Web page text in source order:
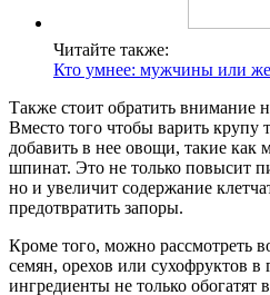
Читайте также:
Кто умнее: мужчины или
Также стоит обратить внимание
Вместо того чтобы варить крупу
добавить в нее овощи, такие как
шпинат. Это не только повысит
но и увеличит содержание
предотвратить запоры.
Кроме того, можно рассмотреть
семян, орехов или сухофруктов
ингредиенты не только обогатят